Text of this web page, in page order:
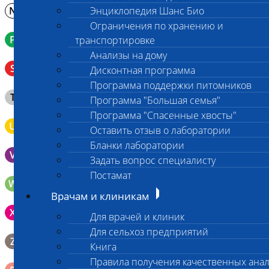
Энциклопедия Шанс Био
Ограничения по хранению и
транспортировке
Анализы на дому
Дисконтная программа
Программа поддержки питомников
Программа "Большая семья"
Программа "Спасенные хвосты"
Оставить отзыв о лаборатории
Бланки лаборатории
Задать вопрос специалисту
Постамат
Врачам и клиникам
Для врачей и клиник
Для сельхоз предприятий
Книга
Правила получения качественных
N Молоко в контейнере 10-30 мл
P Кровь в пробирку с К3ЭДТА (К2ЭДТА)
S
Венозная кровь в пробирке с активатором свертывания
без разделительного геля
T
Клещ (не более 2 шт.), плотно закрытая сухая пробирка
типа Эппендорф
U Моча во флаконе 5 - 10 мл
V Выпоты и биологические жидкости в контейнере
W
X
поверхности щеки (эпителием слизистой оболочки щеки)
Z
Биопсийный эндоскопический материал в 10% растворе
формалина. До 10 фрагментов с одной локации.
Ректальный смыв в пробирку Эппендорфа (с физрастворм